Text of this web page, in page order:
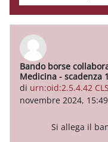
Bando borse
Medicina - scadenza
di urn:oid:2.5.4.42
novembre 2024, 15:49
Numero di risposte: 0
Si allega il